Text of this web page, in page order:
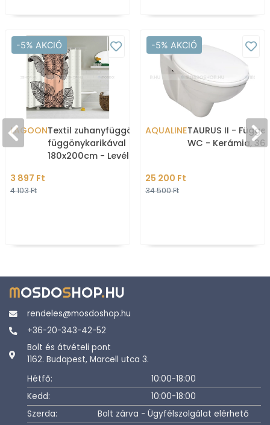
-5% AKCIÓ
LAGOONTextil zuhanyfüggöny
függönykarikával
180x200cm - Levél ábra
3 897 Ft
4 103 Ft
-5% AKCIÓ
AQUALINETAURUS II -
WC - Kerámia,
25 200 Ft
34 500 Ft
MOSDOSHOP.HU
rendeles@mosdoshop.hu
+36-20-343-42-52
Bolt és átvételi pont
1162. Budapest, Marcell utca 3.
Hétfő:
10:00-18:00
Kedd:
10:00-18:00
Szerda:
Bolt zárva - Ügyfélszolgálat elérhető